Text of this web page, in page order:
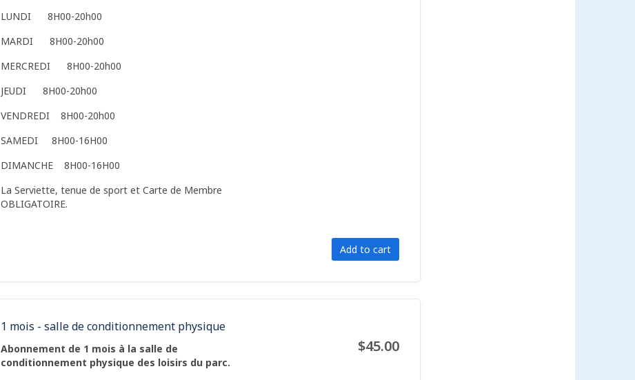
LUNDI 8H00-20h00
MARDI 8H00-20h00
MERCREDI 8H00-20h00
JEUDI 8H00-20h00
VENDREDI 8H00-20h00
SAMEDI 8H00-16H00
DIMANCHE 8H00-16H00
La Serviette, tenue de sport et Carte de Membre
OBLIGATOIRE.
Add to cart
1 mois - salle de conditionnement physique
Abonnement de 1 mois à la salle de
conditionnement physique des loisirs du parc.
$45.00